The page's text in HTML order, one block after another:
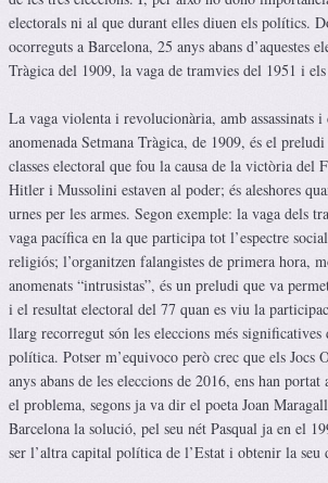
electorals ni al que durant elles diuen els polítics.
ocorreguts a Barcelona, 25 anys abans d’aquestes
Tràgica del 1909, la vaga de tramvies del 1951 i
La vaga violenta i revolucionària, amb assassinats i
anomenada Setmana Tràgica, de 1909, és el
classes electoral que fou la causa de la victòria del
Hitler i Mussolini estaven al poder; és aleshores
urnes per les armes. Segon exemple: la vaga dels
vaga pacífica en la que participa tot l’espectre
religiós; l’organitzen falangistes de primera hora,
anomenats “intrusistas”, és un preludi que va
i el resultat electoral del 77 quan es viu la
llarg recorregut són les eleccions més
política. Potser m’equivoco però crec que els Jocs
anys abans de les eleccions de 2016, ens han portat
el problema, segons ja va dir el poeta Joan
Barcelona la solució, pel seu nét Pasqual ja en el
ser l’altra capital política de l’Estat i obtenir la seu